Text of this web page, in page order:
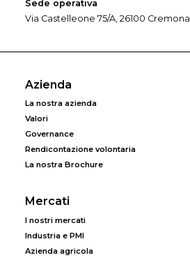
Sede operativa
Via Castelleone 75/A, 26100 Cremona
Azienda
La nostra azienda
Valori
Governance
Rendicontazione volontaria
La nostra Brochure
Mercati
I nostri mercati
Industria e PMI
Azienda agricola